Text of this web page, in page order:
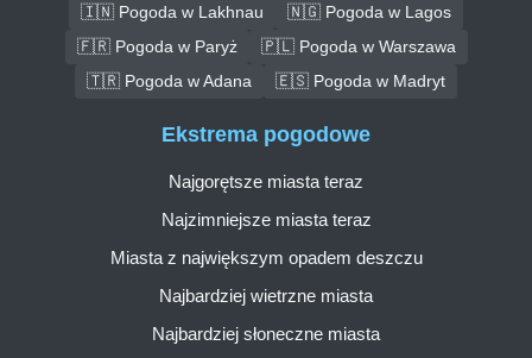
🇮🇳 Pogoda w Lakhnau
🇳🇬 Pogoda w Lagos
🇫🇷 Pogoda w Paryż
🇵🇱 Pogoda w Warszawa
🇹🇷 Pogoda w Adana
🇪🇸 Pogoda w Madryt
Ekstrema pogodowe
Najgorętsze miasta teraz
Najzimniejsze miasta teraz
Miasta z największym opadem deszczu
Najbardziej wietrzne miasta
Najbardziej słoneczne miasta